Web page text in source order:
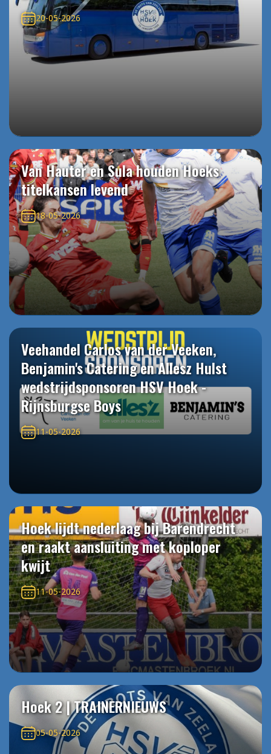
20-05-2026
Van Hauter en Sula houden Hoeks
titelkansen levend
18-05-2026
Veehandel Carlos van der Veeken,
Benjamin's Catering en Allesz Hulst
wedstrijdsponsoren HSV Hoek -
Rijnsburgse Boys
11-05-2026
Hoek lijdt nederlaag bij Barendrecht
en raakt aansluiting met koploper
kwijt
11-05-2026
Hoek 2 | TRAINERNIEUWS
05-05-2026